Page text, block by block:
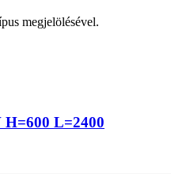
megjelölésével.
H=600 L=2400